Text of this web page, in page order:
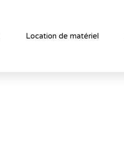
Location de matériel